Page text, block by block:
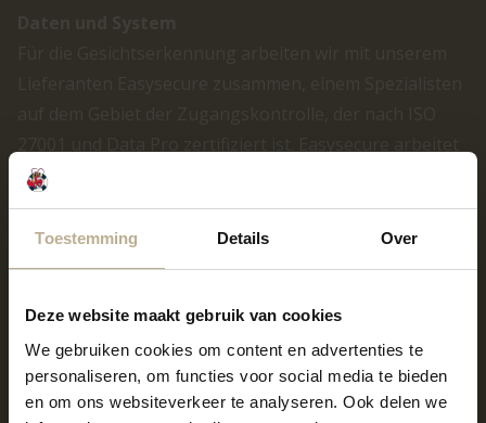
Toestemming Details Over
Deze website maakt gebruik van cookies
We gebruiken cookies om content en advertenties te
personaliseren, om functies voor social media te bieden
en om ons websiteverkeer te analyseren. Ook delen we
mit der Software von IdentySoft, die in den
Rechenzentren von Cyso gehostet wird. Cyso ist
sowohl nach ISO 20000, ISO 27001 als auch NEN 7510
zertifiziert. Die IdentySoft-Server sind auf drei
Niederlanden verteilt.Mehr über Datenschutz und
Sicherheit.
Wenn Sie die Gesichtserkennung nicht nutzen
möchten, melden Sie sich bitte an der Rezeption!